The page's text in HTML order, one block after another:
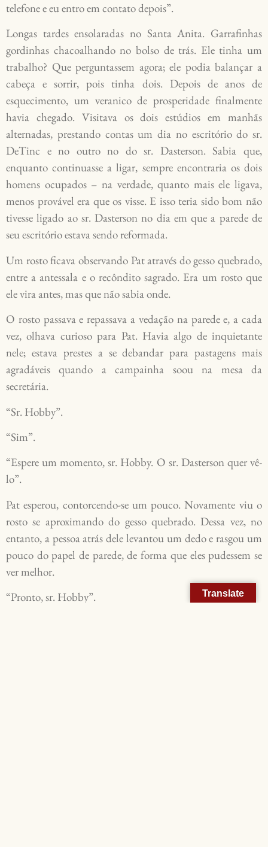
telefone e eu entro em contato depois”.
Longas tardes ensolaradas no Santa Anita. Garrafinhas
gordinhas chacoalhando no bolso de trás. Ele tinha um
trabalho? Que perguntassem agora; ele podia balançar a
cabeça e sorrir, pois tinha dois. Depois de anos de
esquecimento, um veranico de prosperidade finalmente
havia chegado. Visitava os dois estúdios em manhãs
alternadas, prestando contas um dia no escritório do sr.
DeTinc e no outro no do sr. Dasterson. Sabia que,
enquanto continuasse a ligar, sempre encontraria os dois
homens ocupados – na verdade, quanto mais ele ligava,
menos provável era que os visse. E isso teria sido bom não
tivesse ligado ao sr. Dasterson no dia em que a parede de
seu escritório estava sendo reformada.
Um rosto ficava observando Pat através do gesso quebrado,
entre a antessala e o recôndito sagrado. Era um rosto que
ele vira antes, mas que não sabia onde.
O rosto passava e repassava a vedação na parede e, a cada
vez, olhava curioso para Pat. Havia algo de inquietante
nele; estava prestes a se debandar para pastagens mais
agradáveis quando a campainha soou na mesa da
secretária.
“Sr. Hobby”.
“Sim”.
“Espere um momento, sr. Hobby. O sr. Dasterson quer vê-
lo”.
Pat esperou, contorcendo-se um pouco. Novamente viu o
rosto se aproximando do gesso quebrado. Dessa vez, no
entanto, a pessoa atrás dele levantou um dedo e rasgou um
pouco do papel de parede, de forma que eles pudessem se
ver melhor.
“Pronto, sr. Hobby”.
Translate